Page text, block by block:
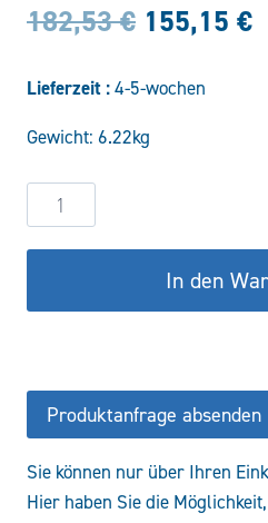
182,53€
182,53 €
155,15 €
Lieferzeit : 4-5-wochen
Gewicht: 6.22kg
Hydraulikzylinder
DW60/30-
100
Menge
In den
Produktanfrage absenden
Sie können nur über Ihren
Hier haben Sie die